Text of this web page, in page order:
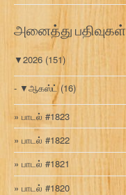
அனைத்து பதிவுகள்
▼2026 (151)
▼ஆகஸ்ட்(16)
பாடல் #1823
பாடல் #1822
பாடல் #1821
பாடல் #1820